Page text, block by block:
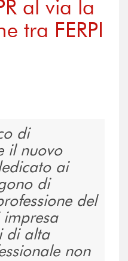
al via la
tra FERPI
di
il nuovo
ai
di
del
di alta
non